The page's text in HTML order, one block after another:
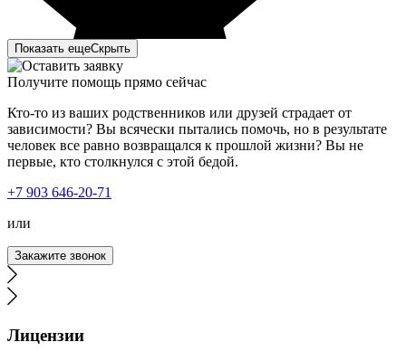
Показать ещеСкрыть
Получите помощь прямо сейчас
Кто-то из ваших родственников или друзей страдает от
зависимости? Вы всячески пытались помочь, но в результате
человек все равно возвращался к прошлой жизни? Вы не
первые, кто столкнулся с этой бедой.
+7 903 646-20-71
или
Закажите звонок
Лицензии